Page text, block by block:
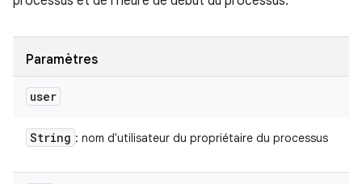
Paramètres
user
String : nom d'utilisateur du propriétaire du processus